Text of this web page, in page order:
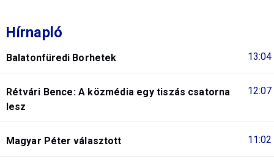
Hírnapló
13:04
Balatonfüredi Borhetek
12:07
Rétvári Bence: A közmédia egy tiszás csatorna
lesz
11:02
Magyar Péter választott